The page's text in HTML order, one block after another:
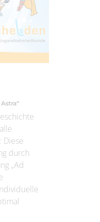
Diese
durch
„Ad